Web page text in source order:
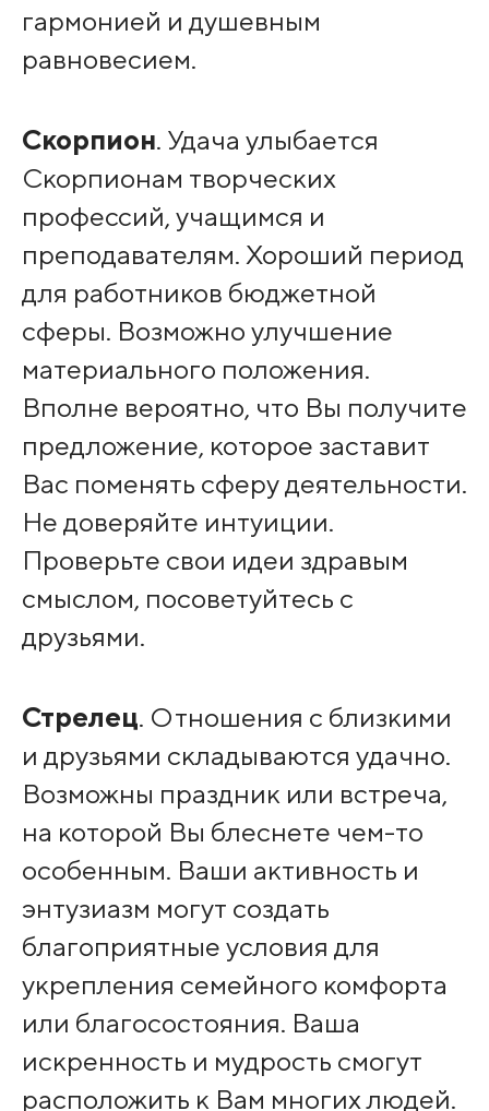
гармонией и душевным
равновесием.
Скорпион. Удача улыбается
Скорпионам творческих
профессий, учащимся и
преподавателям. Хороший период
для работников бюджетной
сферы. Возможно улучшение
материального положения.
Вполне вероятно, что Вы получите
предложение, которое заставит
Вас поменять сферу деятельности.
Не доверяйте интуиции.
Проверьте свои идеи здравым
смыслом, посоветуйтесь с
друзьями.
Стрелец. Отношения с близкими
и друзьями складываются удачно.
Возможны праздник или встреча,
на которой Вы блеснете чем-то
особенным. Ваши активность и
энтузиазм могут создать
благоприятные условия для
укрепления семейного комфорта
или благосостояния. Ваша
искренность и мудрость смогут
расположить к Вам многих людей.